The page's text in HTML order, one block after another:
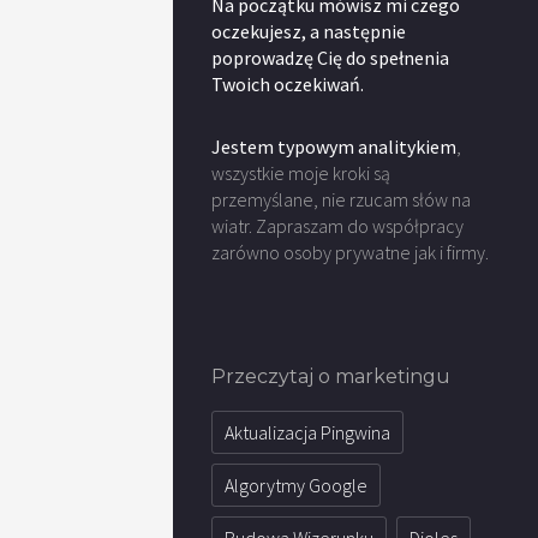
Na początku mówisz mi czego
oczekujesz, a następnie
poprowadzę Cię do spełnenia
Twoich oczekiwań.
Jestem typowym analitykiem,
wszystkie moje kroki są
przemyślane, nie rzucam słów na
wiatr. Zapraszam do współpracy
zarówno osoby prywatne jak i firmy.
Przeczytaj o marketingu
Aktualizacja Pingwina
Algorytmy Google